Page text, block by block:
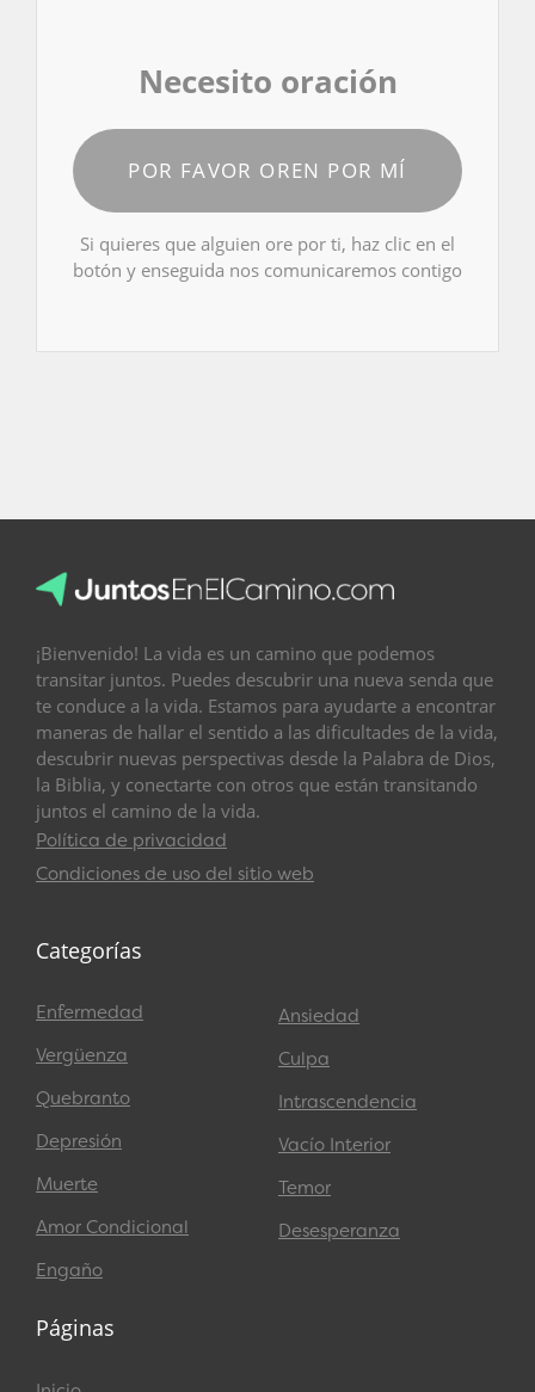
Necesito oración
POR FAVOR OREN POR MÍ
Si quieres que alguien ore por ti, haz clic en el
botón y enseguida nos comunicaremos contigo
¡Bienvenido! La vida es un camino que podemos
transitar juntos. Puedes descubrir una nueva senda que
te conduce a la vida. Estamos para ayudarte a encontrar
maneras de hallar el sentido a las dificultades de la vida,
descubrir nuevas perspectivas desde la Palabra de Dios,
la Biblia, y conectarte con otros que están transitando
juntos el camino de la vida.
Política de privacidad
Condiciones de uso del sitio web
Categorías
Enfermedad
Vergüenza
Quebranto
Depresión
Muerte
Amor Condicional
Engaño
Ansiedad
Culpa
Intrascendencia
Vacío Interior
Temor
Desesperanza
Páginas